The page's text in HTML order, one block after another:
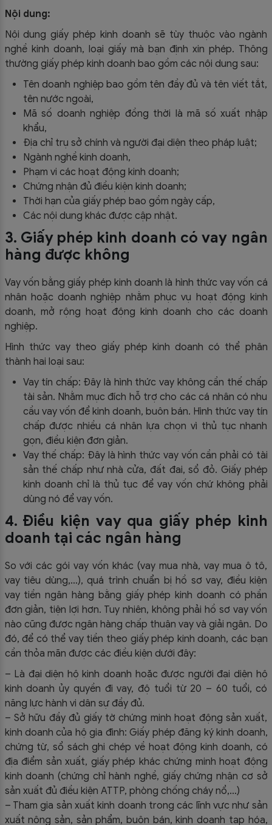
Nội dung:
Nội dung giấy phép kinh doanh sẽ tùy thuộc vào ngành
nghề kinh doanh, loại giấy mà bạn định xin phép. Thông
thường giấy phép kinh doanh bao gồm các nội dung sau:
Tên doanh nghiệp bao gồm tên đầy đủ và tên viết tắt,
tên nước ngoài,
Mã số doanh nghiệp đồng thời là mã số xuất nhập
khẩu,
Địa chỉ trụ sở chính và người đại diện theo pháp luật;
Ngành nghề kinh doanh,
Phạm vi các hoạt động kinh doanh;
Chứng nhận đủ điều kiện kinh doanh;
Thời hạn của giấy phép bao gồm ngày cấp,
Các nội dung khác được cập nhật.
3. Giấy phép kinh doanh có vay ngân
hàng được không
Vay vốn bằng giấy phép kinh doanh là hình thức vay vốn cá
nhân hoặc doanh nghiệp nhằm phục vụ hoạt động kinh
doanh, mở rộng hoạt động kinh doanh cho các doanh
nghiệp.
Hình thức vay theo giấy phép kinh doanh có thể phân
thành hai loại sau:
Vay tín chấp: Đây là hình thức vay không cần thế chấp
tài sản. Nhằm mục đích hỗ trợ cho các cá nhân có nhu
cầu vay vốn để kinh doanh, buôn bán. Hình thức vay tín
chấp được nhiều cá nhân lựa chọn vì thủ tục nhanh
gọn, điều kiện đơn giản.
Vay thế chấp: Đây là hình thức vay vốn cần phải có tài
sản thế chấp như nhà cửa, đất đai, sổ đỏ. Giấy phép
kinh doanh chỉ là thủ tục để vay vốn chứ không phải
dùng nó để vay vốn.
4. Điều kiện vay qua giấy phép kinh
doanh tại các ngân hàng
So với các gói vay vốn khác (vay mua nhà, vay mua ô tô,
vay tiêu dùng,…), quá trình chuẩn bị hồ sơ vay, điều kiện
vay tiền ngân hàng bằng giấy phép kinh doanh có phần
đơn giản, tiện lợi hơn. Tuy nhiên, không phải hồ sơ vay vốn
nào cũng được ngân hàng chấp thuận vay và giải ngân. Do
đó, để có thể vay tiền theo giấy phép kinh doanh, các bạn
cần thỏa mãn được các điều kiện dưới đây:
– Là đại diện hộ kinh doanh hoặc được người đại diện hộ
kinh doanh ủy quyền đi vay, độ tuổi từ 20 – 60 tuổi, có
năng lực hành vi dân sự đầy đủ.
– Sở hữu đầy đủ giấy tờ chứng minh hoạt động sản xuất,
kinh doanh của hộ gia đình: Giấy phép đăng ký kinh doanh,
chứng từ, sổ sách ghi chép về hoạt động kinh doanh, có
địa điểm sản xuất, giấy phép khác chứng minh hoạt động
kinh doanh (chứng chỉ hành nghề, giấy chứng nhận cơ sở
sản xuất đủ điều kiện ATTP, phòng chống cháy nổ,…)
– Tham gia sản xuất kinh doanh trong các lĩnh vực như sản
xuất nông sản, sản phẩm, buôn bán, kinh doanh tạp hóa,